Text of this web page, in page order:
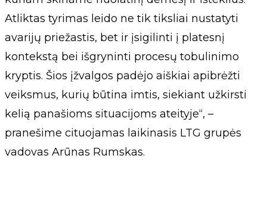
Atliktas tyrimas leido ne tik tiksliai nustatyti
avarijų priežastis, bet ir įsigilinti į platesnį
kontekstą bei išgryninti procesų tobulinimo
kryptis. Šios įžvalgos padėjo aiškiai apibrėžti
veiksmus, kurių būtina imtis, siekiant užkirsti
kelią panašioms situacijoms ateityje“, –
pranešime cituojamas laikinasis LTG grupės
vadovas Arūnas Rumskas.